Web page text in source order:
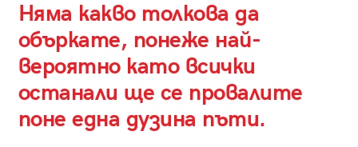
Няма какво толкова да
объркате, понеже най-
вероятно като всички
останали ще се провалите
поне една дузина пъти.